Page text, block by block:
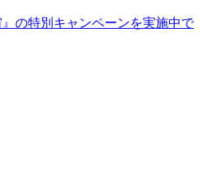
の特別キャンペーンを実施中で